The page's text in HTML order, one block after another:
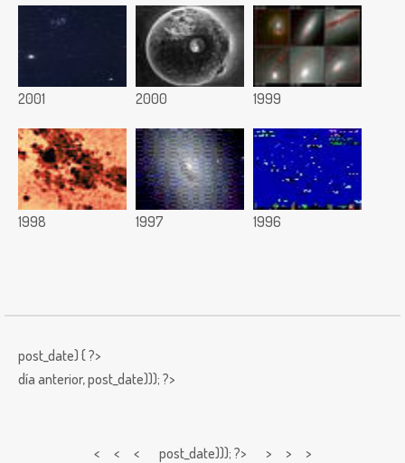
2001 2000 1999
1998 1997 1996
post_date) { ?>
día anterior,post_date))); ?>
< < < post_date))); ?> > > >